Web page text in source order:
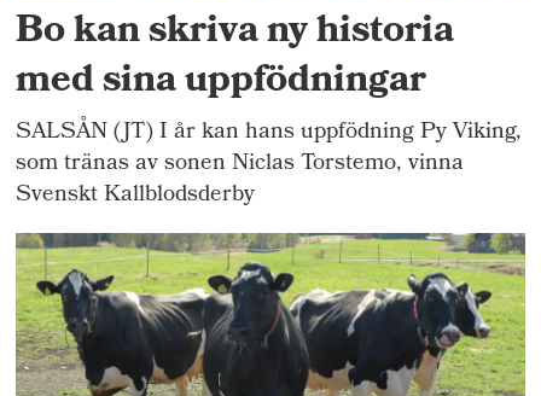
Bo kan skriva ny historia
med sina uppfödningar
SALSÅN (JT) I år kan hans uppfödning Py Viking,
som tränas av sonen Niclas Torstemo, vinna
Svenskt Kallblodsderby